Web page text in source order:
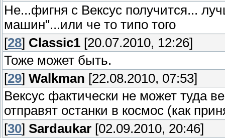
Не...фигня с Вексус получится...
машин"...или че то типо того
[28] Classic1 [20.07.2010, 12:26]
Тоже может быть.
[29] Walkman [22.08.2010, 07:53]
Вексус фактически не может туда
отправят останки в космос (как
[30] Sardaukar [02.09.2010, 20:46]